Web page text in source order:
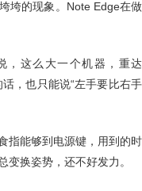
垮的现象。Note Edge在做
，这么大一个机器，重达
，也只能说“左手要比右手
指能够到电源键，用到的时
换姿势，还不好发力。